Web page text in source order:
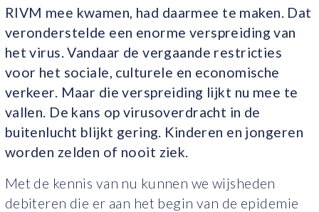
RIVM mee kwamen, had daarmee te maken. Dat
veronderstelde een enorme verspreiding van
het virus. Vandaar de vergaande restricties
voor het sociale, culturele en economische
verkeer. Maar die verspreiding lijkt nu mee te
vallen. De kans op virusoverdracht in de
buitenlucht blijkt gering. Kinderen en jongeren
worden zelden of nooit ziek.
Met de kennis van nu kunnen we wijsheden
debiteren die er aan het begin van de epidemie